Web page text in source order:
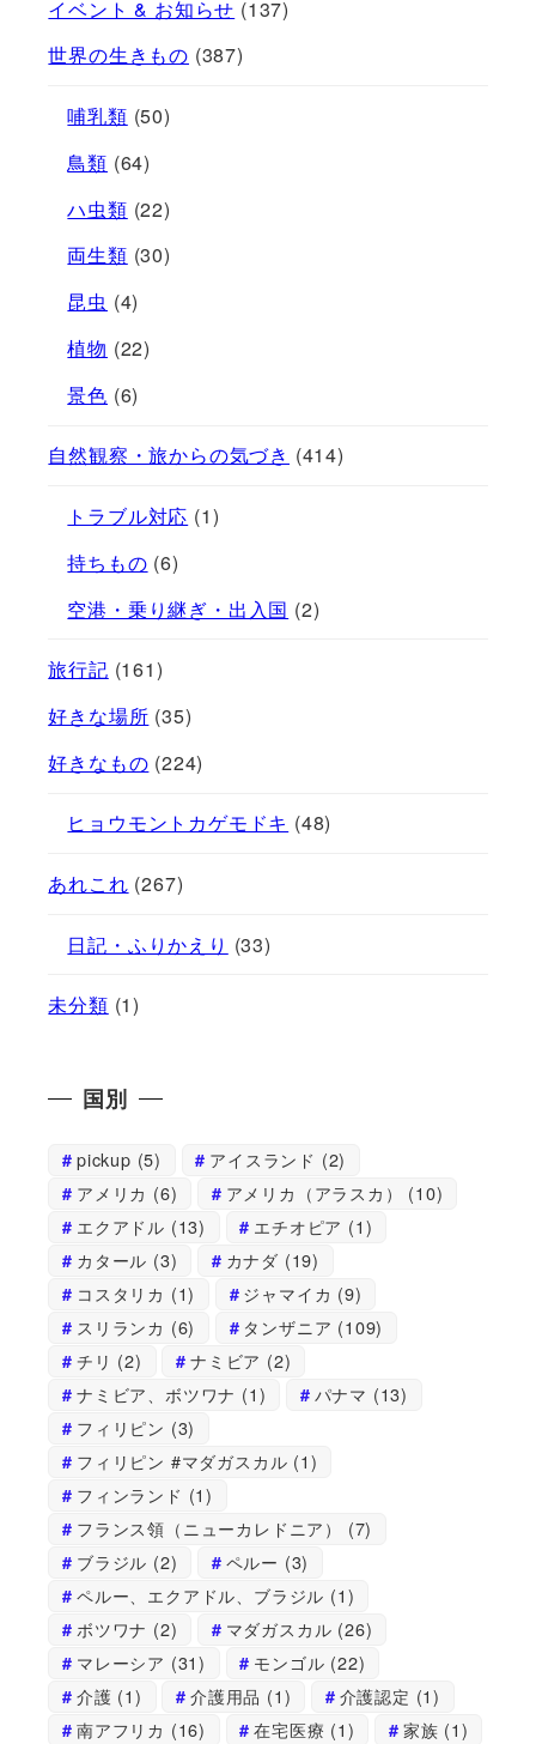
イベント & お知らせ (137)
世界の生きもの (387)
哺乳類 (50)
鳥類 (64)
ハ虫類 (22)
両生類 (30)
昆虫 (4)
植物 (22)
景色 (6)
自然観察・旅からの気づき (414)
トラブル対応 (1)
持ちもの (6)
空港・乗り継ぎ・出入国 (2)
旅行記 (161)
好きな場所 (35)
好きなもの (224)
ヒョウモントカゲモドキ (48)
あれこれ (267)
日記・ふりかえり (33)
未分類 (1)
国別
pickup (5) アイスランド (2)
アメリカ (6) アメリカ（アラスカ）
(10)
エクアドル (13) エチオピア (1)
カタール (3) カナダ (19)
コスタリカ (1) ジャマイカ (9)
スリランカ (6) タンザニア (109)
チリ (2) ナミビア (2)
ナミビア、ボツワナ (1) パナマ (13)
フィリピン (3)
フィリピン #マダガスカル (1)
フィンランド (1)
フランス領（ニューカレドニア）
(7)
ブラジル (2) ペルー (3)
ペルー、エクアドル、ブラジル (1)
ボツワナ (2) マダガスカル (26)
マレーシア (31) モンゴル (22)
介護 (1) 介護用品 (1) 介護認定 (1)
南アフリカ (16) 在宅医療 (1) 家族 (1)